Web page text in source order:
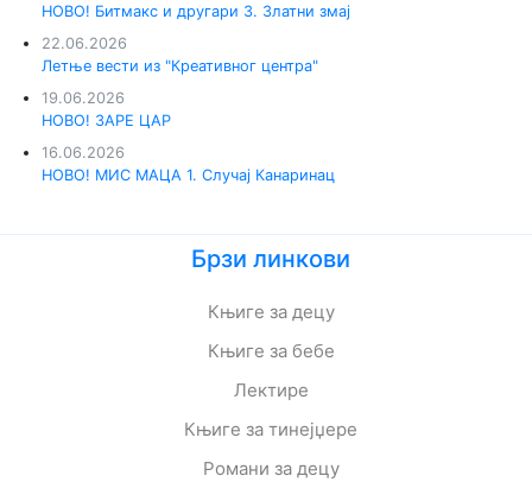
НОВО! Битмакс и другари 3. Златни змај
22.06.2026
Летње вести из "Креативног центра"
19.06.2026
НОВО! ЗАРЕ ЦАР
16.06.2026
НОВО! МИС МАЦА 1. Случај Канаринац
Брзи линкови
Књиге за децу
Књиге за бебе
Лектире
Књиге за тинејџере
Романи за децу